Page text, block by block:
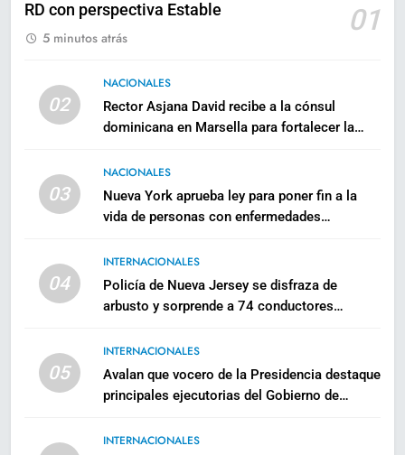
RD con perspectiva Estable
01
5 minutos atrás
02
NACIONALES
Rector Asjana David recibe a la cónsul
dominicana en Marsella para fortalecer la
03
NACIONALES
Nueva York aprueba ley para poner fin a la
vida de personas con enfermedades
04
INTERNACIONALES
Policía de Nueva Jersey se disfraza de
arbusto y sorprende a 74 conductores
05
INTERNACIONALES
Avalan que vocero de la Presidencia destaque
principales ejecutorias del Gobierno de
INTERNACIONALES